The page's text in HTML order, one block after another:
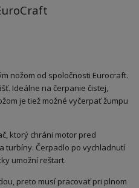
nožom od spoločnosti Eurocraft.
Ideálne na čerpanie čistej,
je tiež možné vyčerpať žumpu
ktorý chráni motor pred
turbíny. Čerpadlo po vychladnutí
umožní reštart.
preto musí pracovať pri plnom